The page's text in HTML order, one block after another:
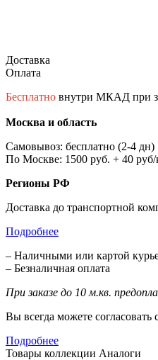
Доставка
Оплата
Бесплатно внутри МКАД при
Москва и область
Самовывоз: бесплатно (2-4 дн)
По Москве: 1500 руб. + 40
Регионы РФ
Доставка до транспортной
Подробнее
– Наличными или картой
– Безналичная оплата
При заказе до 10 м.кв.
Вы всегда можете
Подробнее
Товары коллекции Аналоги